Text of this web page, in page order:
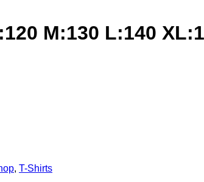
M:130 L:140
, T-Shirts